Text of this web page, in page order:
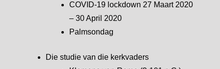
COVID-19 lockdown 27 Maart 2020
– 30 April 2020
Palmsondag
Die studie van die kerkvaders